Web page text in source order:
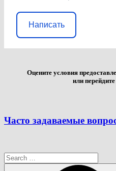
Написать
Оцените условия
или перейдите
Часто задаваемые
Search
for: